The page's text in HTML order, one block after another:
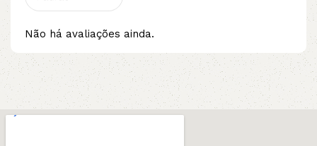
Não há avaliações ainda.